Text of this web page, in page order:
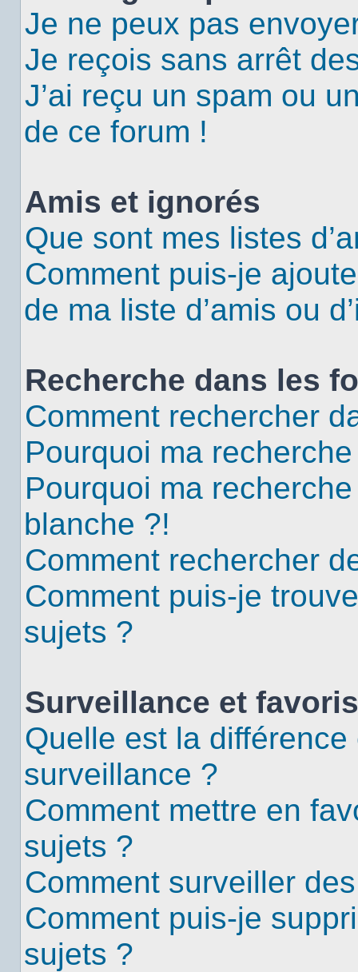
Je ne peux pas
Je reçois sans arrêt
J’ai reçu un spam ou
de ce forum !
Amis et ignorés
Que sont mes listes
Comment puis-je
de ma liste d’amis ou
Recherche dans les
Comment rechercher
Pourquoi ma
Pourquoi ma
blanche ?!
Comment rechercher
Comment puis-je
sujets ?
Surveillance et favoris
Quelle est la
surveillance ?
Comment mettre en
sujets ?
Comment surveiller
Comment puis-je
sujets ?